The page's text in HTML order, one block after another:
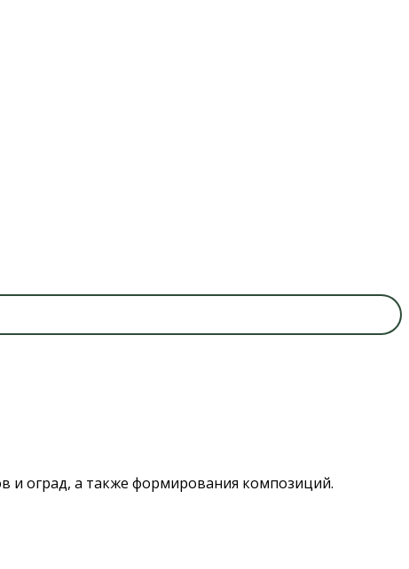
и оград, а также формирования композиций.